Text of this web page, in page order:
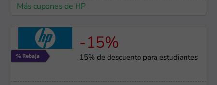
Más cupones de HP
-15%
15% de descuento para estudiantes